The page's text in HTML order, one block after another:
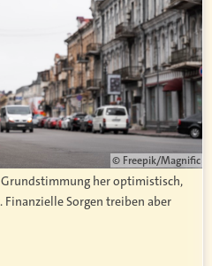
© Freepik/Magnific
her optimistisch,
Finanzielle Sorgen treiben aber